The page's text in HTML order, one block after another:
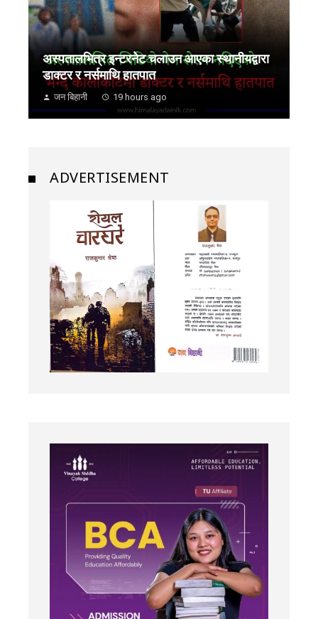
अस्पतालभित्र इन्टरनेट चलाउन आएका स्थानीयद्वारा
डाक्टर र नर्समाथि हातपात
जन बिहानी 19 hours ago
ADVERTISEMENT